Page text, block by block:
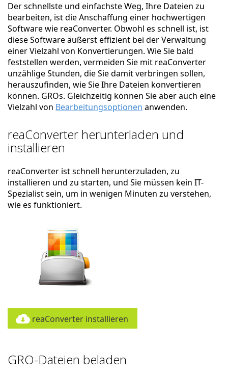
Der schnellste und einfachste Weg, Ihre Dateien zu
bearbeiten, ist die Anschaffung einer hochwertigen
Software wie reaConverter. Obwohl es schnell ist, ist
diese Software äußerst effizient bei der Verwaltung
einer Vielzahl von Konvertierungen. Wie Sie bald
feststellen werden, vermeiden Sie mit reaConverter
unzählige Stunden, die Sie damit verbringen sollen,
herauszufinden, wie Sie Ihre Dateien konvertieren
können. GROs. Gleichzeitig können Sie aber auch eine
Vielzahl von Bearbeitungsoptionen anwenden.
reaConverter herunterladen und
installieren
reaConverter ist schnell herunterzuladen, zu
installieren und zu starten, und Sie müssen kein IT-
Spezialist sein, um in wenigen Minuten zu verstehen,
wie es funktioniert.
reaConverter installieren
GRO-Dateien beladen